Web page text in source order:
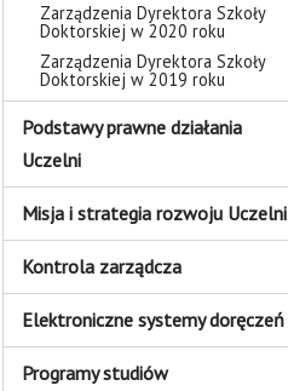
Zarządzenia Dyrektora Szkoły
Doktorskiej w 2020 roku
Zarządzenia Dyrektora Szkoły
Doktorskiej w 2019 roku
Podstawy prawne działania
Uczelni
Misja i strategia rozwoju Uczelni
Kontrola zarządcza
Elektroniczne systemy doręczeń
Programy studiów